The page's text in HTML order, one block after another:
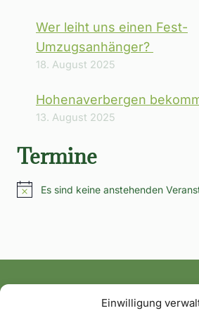
Einwilligung
Wer leiht uns einen Fest-
Umzugsanhänger?
18. August 2025
Hohenaverbergen
13. August 2025
Termine
HinweisEs sind keine anstehenden
Alle News und Termine